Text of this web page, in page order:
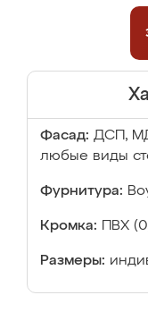
Фасад: ДСП,
любые виды
Фурнитура:
Кромка: ПВХ
Размеры: